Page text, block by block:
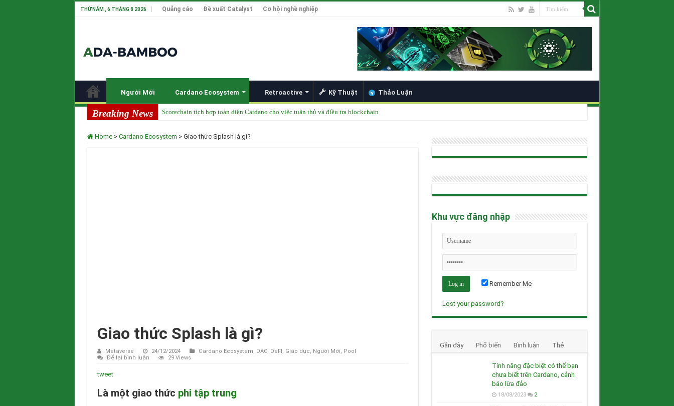
THỨ NĂM , 6 THÁNG 8 2026 Quảng cáo Đề xuất Catalyst Cơ hội nghề nghiệp
Người Mới Cardano Ecosystem Retroactive Kỹ Thuật Thảo Luận
Breaking News Scorechain tích hợp toàn diện Cardano cho việc tuân thủ và điều tra blockchain
Input Output Tiên Phong Đổi Mới Hợp Đồng Thông Minh cho Bitcoin, Mở Khóa DeFi và Tích Hợp Cardano
Home > Cardano Ecosystem > Giao thức Splash là gì?
Giao thức Splash là gì?
Metaverse 24/12/2024 Cardano Ecosystem, DAO, DeFI, Giáo dục, Người Mới, Pool
Để lại bình luận
29 Views
tweet
Là một giao thức phi tập trung
Khu vực đăng nhập
Remember Me
Lost your password?
Gần đây Phổ biến Bình luận Thẻ
Tính năng đặc biệt có thể bạn
chưa biết trên Cardano, cảnh
báo lừa đảo
18/08/2023 2